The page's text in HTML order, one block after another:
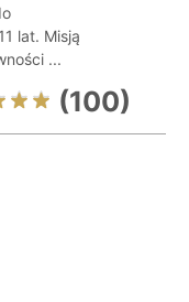
lat. Misją
...
(100)